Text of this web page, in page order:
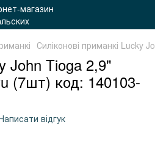
Силіконові приманкі Lucky
John Tioga 2,9"
(7шт) код: 140103-
відгук